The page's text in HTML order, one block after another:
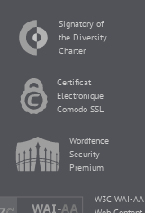
Signatory of
the Diversity
Charter
Certificat
Electronique
Comodo SSL
Wordfence
Security
Premium
W3C WAI-AA